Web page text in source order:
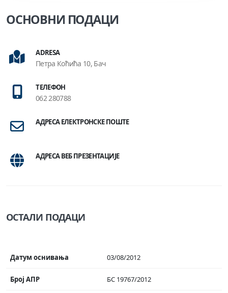
ОСНОВНИ ПОДАЦИ
ADRESA
Петра Коћића 10, Бач
ТЕЛЕФОН
062 280788
АДРЕСА ЕЛЕКТРОНСКЕ ПОШТЕ
АДРЕСА ВЕБ ПРЕЗЕНТАЦИЈЕ
ОСТАЛИ ПОДАЦИ
Датум оснивања 03/08/2012
Број АПР БС 19767/2012